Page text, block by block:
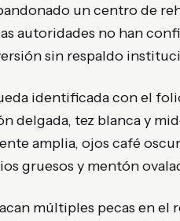
un centro de
autoridades no han
sin respaldo
identificada con el
delgada, tez blanca y
amplia, ojos café
gruesos y mentón
múltiples pecas en el